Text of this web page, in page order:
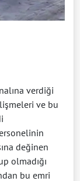
verdiği
ve bu
değinen
olmadığı
bu emri